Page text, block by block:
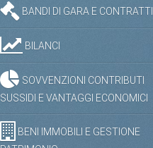
BANDI DI GARA E CONTRATTI
BILANCI
SOVVENZIONI CONTRIBUTI
SUSSIDI E VANTAGGI ECONOMICI
BENI IMMOBILI E GESTIONE